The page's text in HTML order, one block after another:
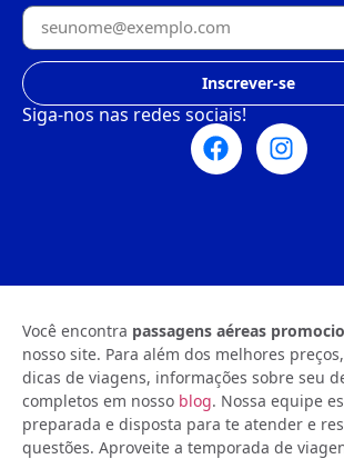
Inscrever-se
Siga-nos nas redes sociais!
Você encontra passagens aéreas
nosso site. Para além dos melhores
dicas de viagens, informações sobre seu
completos em nosso blog. Nossa equipe
preparada e disposta para te atender e
questões. Aproveite a temporada de